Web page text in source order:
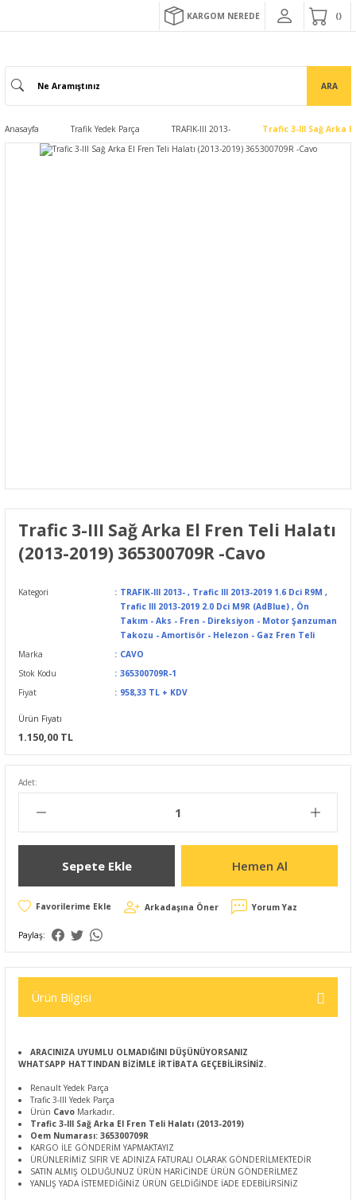
KARGOM NEREDE
ARA
Anasayfa Trafik Yedek Parça TRAFIK-III 2013- Trafic 3-III Sağ Arka
Trafic 3-III Sağ Arka El Fren Teli Halatı
(2013-2019) 365300709R -Cavo
Kategori TRAFIK-III 2013- , Trafic III 2013-2019 1.6 Dci R9M ,
Trafic III 2013-2019 2.0 Dci M9R (AdBlue) , Ön
Takım - Aks - Fren - Direksiyon - Motor Şanzuman
Takozu - Amortisör - Helezon - Gaz Fren Teli
Marka
CAVO
Stok Kodu
365300709R-1
Fiyat
958,33 TL + KDV
Ürün Fiyatı
1.150,00 TL
Adet:
Sepete Ekle Hemen Al
Arkadaşına Öner Yorum Yaz
Paylaş:
Ürün Bilgisi
ARACINIZA UYUMLU OLMADIĞINI DÜŞÜNÜYORSANIZ
WHATSAPP HATTINDAN BİZİMLE İRTİBATA GEÇEBİLİRSİNİZ.
Renault Yedek Parça
Trafic 3-III Yedek Parça
Ürün Cavo Markadır.
Trafic 3-III Sağ Arka El Fren Teli Halatı (2013-2019)
Oem Numarası: 365300709R
KARGO İLE GÖNDERİM YAPMAKTAYIZ
ÜRÜNLERİMİZ SIFIR VE ADINIZA FATURALI OLARAK GÖNDERİLMEKTEDİR
SATIN ALMIŞ OLDUĞUNUZ ÜRÜN HARİCİNDE ÜRÜN GÖNDERİLMEZ
YANLIŞ YADA İSTEMEDİĞİNİZ ÜRÜN GELDİĞİNDE İADE EDEBİLİRSİNİZ